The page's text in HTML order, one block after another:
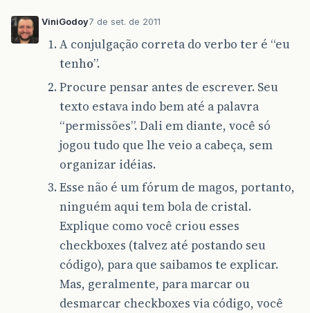
ViniGodoy7 de set. de 2011
A conjulgação correta do verbo ter é “eu
tenho”.
Procure pensar antes de escrever. Seu
texto estava indo bem até a palavra
“permissões”. Dali em diante, você só
jogou tudo que lhe veio a cabeça, sem
organizar idéias.
Esse não é um fórum de magos, portanto,
ninguém aqui tem bola de cristal.
Explique como você criou esses
checkboxes (talvez até postando seu
código), para que saibamos te explicar.
Mas, geralmente, para marcar ou
desmarcar checkboxes via código, você